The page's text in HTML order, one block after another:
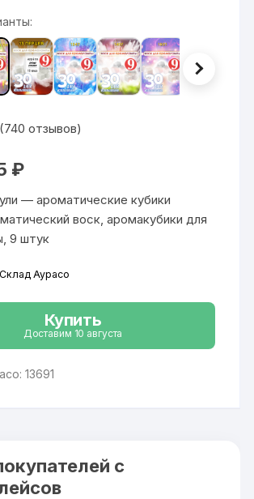
(740 отзывов)
₽Текущая
— ароматические кубики
воск, аромакубики для
9 штук
Склад Аурасо
Купить
Доставим 10 августа
13691
с